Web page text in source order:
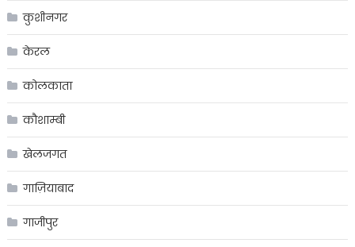
कुशीनगर
केरल
कोलकाता
कौशाम्बी
खेलजगत
गाज़ियाबाद
गाजीपुर